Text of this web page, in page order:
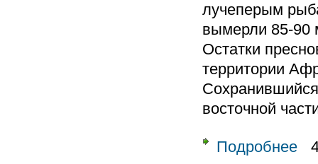
лучеперым
вымерли 85-90
Остатки
территории
восточной
Подробнее о